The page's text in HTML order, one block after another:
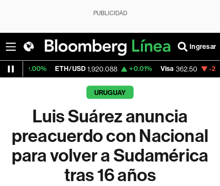
PUBLICIDAD
Ingresar
ETH/USD 1,920.088 +0.01% Visa 362.50 -2.15%
URUGUAY
Luis Suárez anuncia
preacuerdo con Nacional
para volver a Sudamérica
tras 16 años